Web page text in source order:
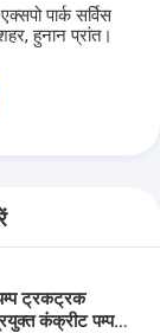
पार्क सर्विस
हुनान प्रांत।
ट्रकट्रक
कंक्रीट पम्प